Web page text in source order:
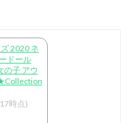
2020 ネ
ドール
の子 アウ
時点)